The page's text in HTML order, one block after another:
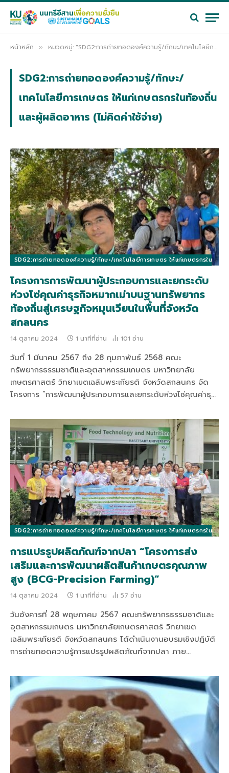
หน้าหลัก » หมวดหมู่: "SDG2:การถ่ายทอดองค์ความรู้/ทักษะ/เทคโนโลยีการเกษตร ให้แก่เกษตรกรในท้องถิ่นและผู้ผลิดอาหาร (ไม่คิดค่าใช้จ่าย)"
SDG2:การถ่ายทอดองค์ความรู้/ทักษะ/
เทคโนโลยีการเกษตร ให้แก่เกษตรกรในท้องถิ่น
และผู้ผลิดอาหาร (ไม่คิดค่าใช้จ่าย)
SDG2:การถ่ายทอดองค์ความรู้/ทักษะ/เทคโนโลยีการเกษตร ให้แก่เกษตรกรในท้อง
โครงการการพัฒนาผู้ประกอบการและยกระดับ
ห่วงโซ่คุณค่าธุรกิจหมากเม่าบนฐานทรัพยากร
ท้องถิ่นสู่เศรษฐกิจหมุนเวียนในพื้นที่จังหวัด
สกลนคร
14 ตุลาคม 2024 1 นาทีที่อ่าน 101 อ่าน
วันที่ 1 มีนาคม 2567 ถึง 28 กุมภาพันธ์ 2568 คณะ
ทรัพยากรธรรมชาติและอุตสาหกรรมเกษตร มหาวิทยาลัย
เกษตรศาสตร์ วิทยาเขตเฉลิมพระเกียรติ จังหวัดสกลนคร จัด
โครงการ “การพัฒนาผู้ประกอบการและยกระดับห่วงโซ่คุณค่าธุ…
SDG2:การถ่ายทอดองค์ความรู้/ทักษะ/เทคโนโลยีการเกษตร ให้แก่เกษตรกรในท้อง
การแปรรูปผลิตภัณฑ์จากปลา “โครงการส่ง
เสริมและการพัฒนาผลิตสินค้าเกษตรคุณภาพ
สูง (BCG-Precision Farming)”
14 ตุลาคม 2024 1 นาทีที่อ่าน 57 อ่าน
วันอังคารที่ 28 พฤษภาคม 2567 คณะทรัพยากรธรรมชาติและ
อุตสาหกรรมเกษตร มหาวิทยาลัยเกษตรศาสตร์ วิทยาเขต
เฉลิมพระเกียรติ จังหวัดสกลนคร ได้ดำเนินงานอบรมเชิงปฏิบัติ
การถ่ายทอดความรู้การแปรรูปผลิตภัณฑ์จากปลา ภาย…